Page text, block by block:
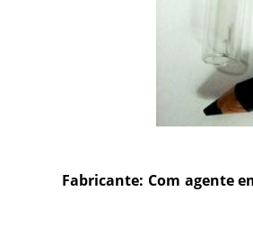
Fabricante: Com agente